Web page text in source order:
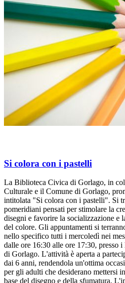
Si colora con i pastelli
La Biblioteca Civica di Gorlago, in
Culturale e il Comune di Gorlago,
intitolata "Si colora con i pastelli". Si
pomeridiani pensati per stimolare la
disegni e favorire la socializzazione e
del colore. Gli appuntamenti si
nello specifico tutti i mercoledì nei
dalle ore 16:30 alle ore 17:30, presso
di Gorlago. L'attività è aperta a
dai 6 anni, rendendola un'ottima
per gli adulti che desiderano mettersi
base del disegno e della sfumatura.